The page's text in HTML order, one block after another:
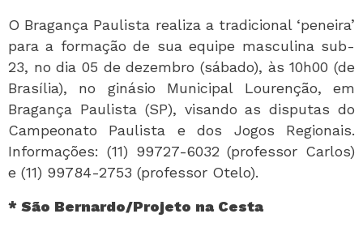
O Bragança Paulista realiza a tradicional ‘peneira’
para a formação de sua equipe masculina sub-
23, no dia 05 de dezembro (sábado), às 10h00 (de
Brasília), no ginásio Municipal Lourenção, em
Bragança Paulista (SP), visando as disputas do
Campeonato Paulista e dos Jogos Regionais.
Informações: (11) 99727-6032 (professor Carlos)
e (11) 99784-2753 (professor Otelo).
* São Bernardo/Projeto na Cesta